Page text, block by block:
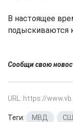
В настоящее
подыскиваются
Сообщи свою
URL: https://
Теги: МВД